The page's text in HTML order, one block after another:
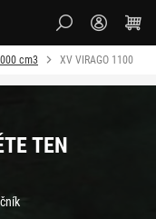
cm3 XV VIRAGO 1100
TEN